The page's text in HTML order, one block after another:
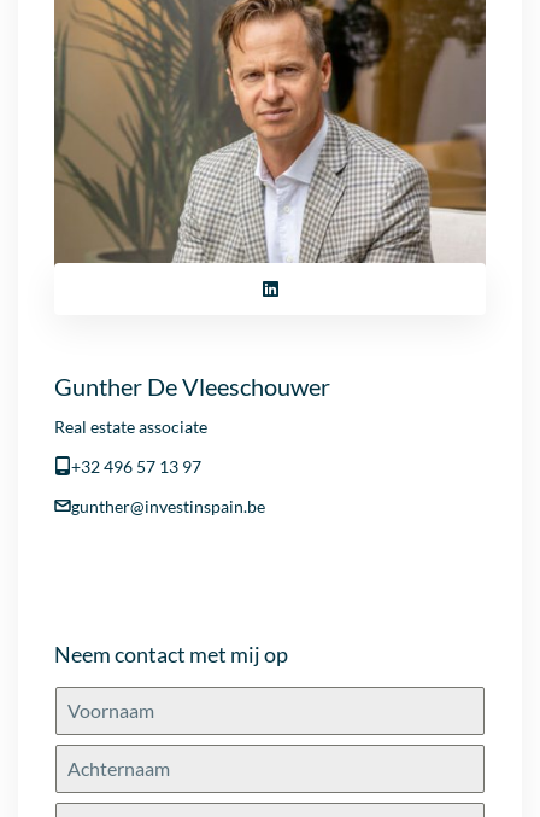
Gunther De Vleeschouwer
Real estate associate
+32 496 57 13 97
gunther@investinspain.be
Neem contact met mij op